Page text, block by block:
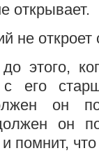
открывает.
не
этого,
его
он
он
помнит,